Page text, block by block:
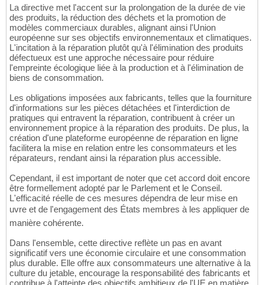
La directive met l'accent sur la prolongation de la durée de vie
des produits, la réduction des déchets et la promotion de
modèles commerciaux durables, alignant ainsi l'Union
européenne sur ses objectifs environnementaux et climatiques.
L'incitation à la réparation plutôt qu'à l'élimination des produits
défectueux est une approche nécessaire pour réduire
l'empreinte écologique liée à la production et à l'élimination de
biens de consommation.
Les obligations imposées aux fabricants, telles que la fourniture
d'informations sur les pièces détachées et l'interdiction de
pratiques qui entravent la réparation, contribuent à créer un
environnement propice à la réparation des produits. De plus, la
création d'une plateforme européenne de réparation en ligne
facilitera la mise en relation entre les consommateurs et les
réparateurs, rendant ainsi la réparation plus accessible.
Cependant, il est important de noter que cet accord doit encore
être formellement adopté par le Parlement et le Conseil.
L'efficacité réelle de ces mesures dépendra de leur mise en
uvre et de l'engagement des États membres à les appliquer de
manière cohérente.
Dans l'ensemble, cette directive reflète un pas en avant
significatif vers une économie circulaire et une consommation
plus durable. Elle offre aux consommateurs une alternative à la
culture du jetable, encourage la responsabilité des fabricants et